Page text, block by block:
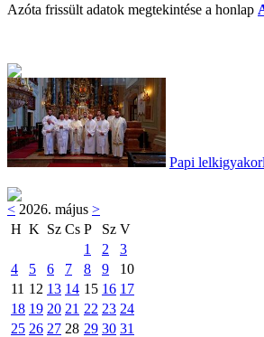
Azóta frissült adatok megtekintése a honlap
Papi
< 2026. május >
H K Sz Cs P Sz V
1
2
3
4
5 6 7 8 9
10
11 12 13 14 15 16 17
18 19 20 21 22 23 24
25 26 27 28 29 30 31